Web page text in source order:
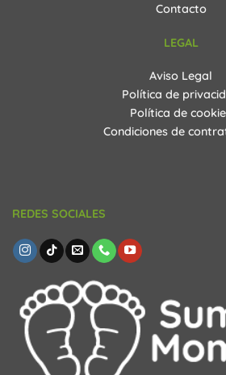
Contacto
LEGAL
Aviso Legal
Política de
Política de
Condiciones de
REDES SOCIALES